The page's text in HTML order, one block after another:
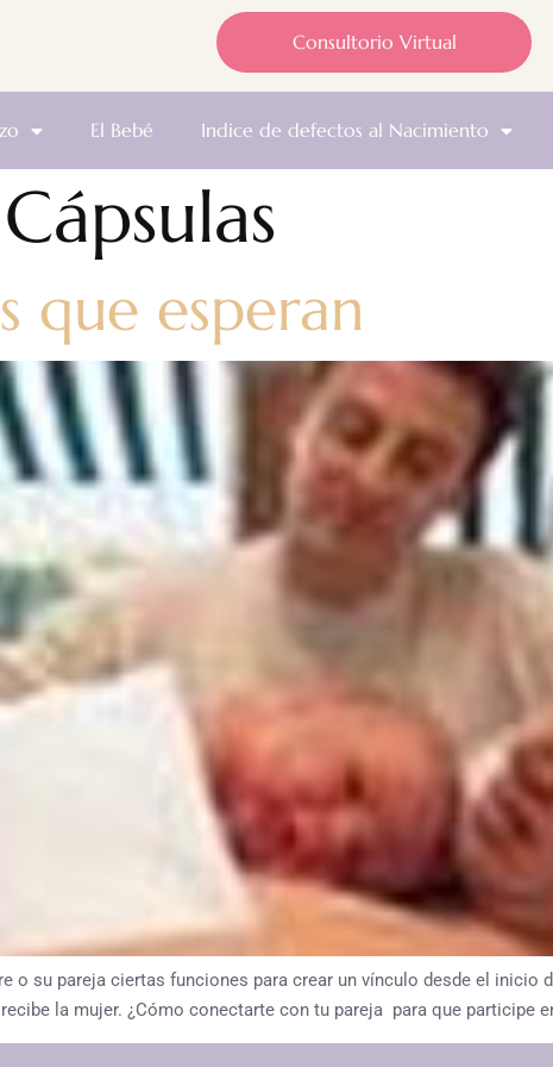
Consultorio Virtual
El Bebé Indice de defectos al Nacimiento
Cápsulas
que esperan
o su pareja ciertas funciones para crear un vínculo desde el inicio
la mujer. ¿Cómo conectarte con tu pareja para que participe